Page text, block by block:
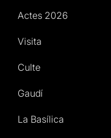
Actes 2026
Visita
Culte
Gaudí
La Basílica